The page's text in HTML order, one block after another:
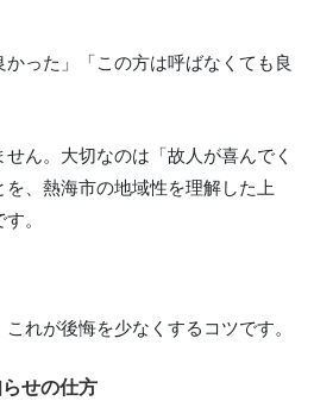
かった」「この方は呼ばなくても良
ん。大切なのは「故人が喜んでく
、 熱海市の地域性を理解した上
。
れが後悔を少なくするコツです。
せの仕方